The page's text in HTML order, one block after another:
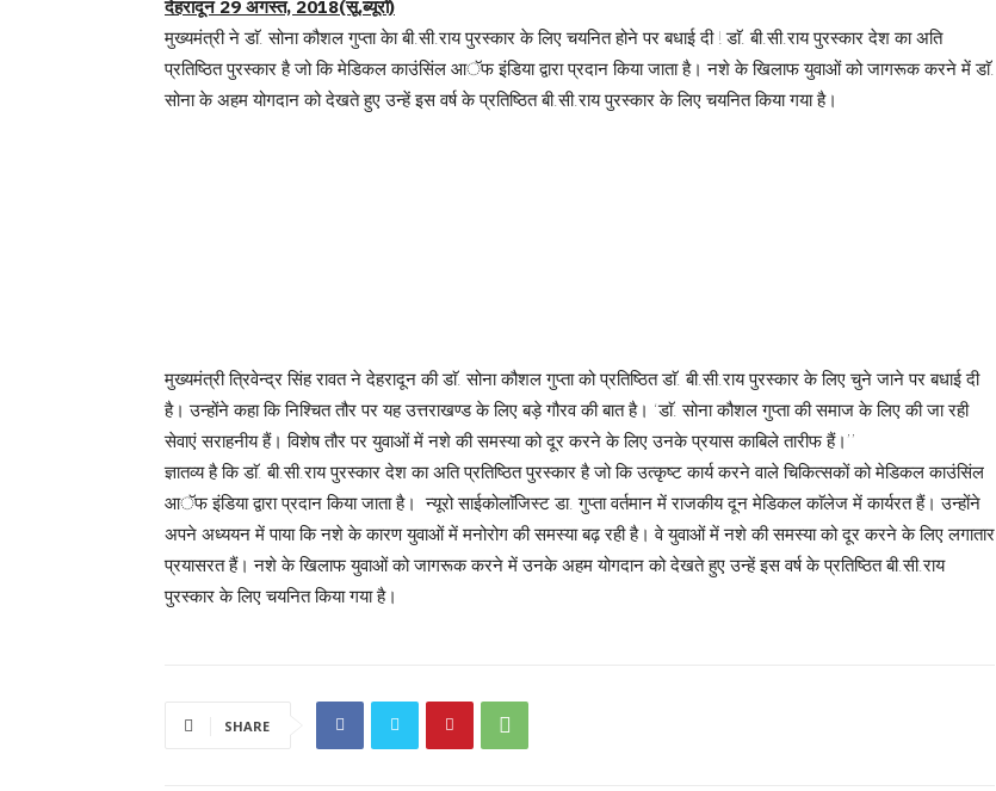
देहरादून 29 अगस्त, 2018(सू.ब्यूरो)
मुख्यमंत्री ने डाॅ. सोना कौशल गुप्ता केा बी.सी.राय पुरस्कार के लिए चयनित होने पर बधाई दी ! डाॅ. बी.सी.राय पुरस्कार देश का अति
प्रतिष्ठित पुरस्कार है जो कि मेडिकल काउंसिंल आॅफ इंडिया द्वारा प्रदान किया जाता है। नशे के खिलाफ युवाओं को जागरूक करने में डाॅ.
सोना के अहम योगदान को देखते हुए उन्हें इस वर्ष के प्रतिष्ठित बी.सी.राय पुरस्कार के लिए चयनित किया गया है।
मुख्यमंत्री त्रिवेन्द्र सिंह रावत ने देहरादून की डाॅ. सोना कौशल गुप्ता को प्रतिष्ठित डाॅ. बी.सी.राय पुरस्कार के लिए चुने जाने पर बधाई दी
है। उन्होंने कहा कि निश्चित तौर पर यह उत्तराखण्ड के लिए बड़े गौरव की बात है। ‘डाॅ. सोना कौशल गुप्ता की समाज के लिए की जा रही
सेवाएं सराहनीय हैं। विशेष तौर पर युवाओं में नशे की समस्या को दूर करने के लिए उनके प्रयास काबिले तारीफ हैं।’’
ज्ञातव्य है कि डाॅ. बी.सी.राय पुरस्कार देश का अति प्रतिष्ठित पुरस्कार है जो कि उत्कृष्ट कार्य करने वाले चिकित्सकों को मेडिकल काउंसिंल
आॅफ इंडिया द्वारा प्रदान किया जाता है। न्यूरो साईकोलाॅजिस्ट डा. गुप्ता वर्तमान में राजकीय दून मेडिकल काॅलेज में कार्यरत हैं। उन्होंने
अपने अध्ययन में पाया कि नशे के कारण युवाओं में मनोरोग की समस्या बढ़ रही है। वे युवाओं में नशे की समस्या को दूर करने के लिए लगातार
प्रयासरत हैं। नशे के खिलाफ युवाओं को जागरूक करने में उनके अहम योगदान को देखते हुए उन्हें इस वर्ष के प्रतिष्ठित बी.सी.राय
पुरस्कार के लिए चयनित किया गया है।
SHARE